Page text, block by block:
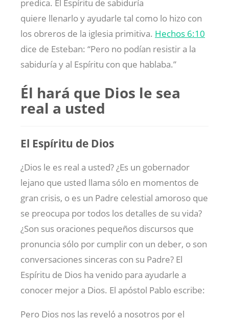
predica. El Espíritu de sabiduría
quiere llenarlo y ayudarle tal como lo hizo con
los obreros de la iglesia primitiva. Hechos 6:10
dice de Esteban: “Pero no podían resistir a la
sabiduría y al Espíritu con que hablaba.”
Él hará que Dios le sea
real a usted
El Espíritu de Dios
¿Dios le es real a usted? ¿Es un gobernador
lejano que usted llama sólo en momentos de
gran crisis, o es un Padre celestial amoroso que
se preocupa por todos los detalles de su vida?
¿Son sus oraciones pequeños discursos que
pronuncia sólo por cumplir con un deber, o son
conversaciones sinceras con su Padre? El
Espíritu de Dios ha venido para ayudarle a
conocer mejor a Dios. El apóstol Pablo escribe:
Pero Dios nos las reveló a nosotros por el